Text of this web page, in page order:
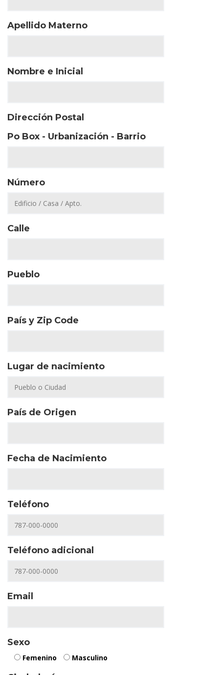
Apellido Materno
Nombre e Inicial
Dirección Postal
Po Box - Urbanización - Barrio
Número
Calle
Pueblo
País y Zip Code
Lugar de nacimiento
País de Origen
Fecha de Nacimiento
Teléfono
Teléfono adicional
Email
Sexo
Femenino Masculino